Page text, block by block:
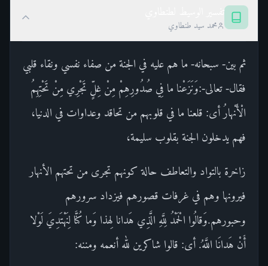
محمد سيد طنطاوي
ثم بين- سبحانه- ما هم عليه في الجنة من صفاء نفسي ونقاء قلبي
فقال- تعالى-:وَنَزَعْنا ما فِي صُدُورِهِمْ مِنْ غِلٍّ تَجْرِي مِنْ تَحْتِهِمُ
الْأَنْهارُ أى: قلعنا ما في قلوبهم من تحاقد وعداوات في الدنيا،
فهم يدخلون الجنة بقلوب سليمة،
زاخرة بالتواد والتعاطف حالة كونهم تجرى من تحتهم الأنهار
فيرونها وهم في غرفات قصورهم فيزداد سرورهم
وحبورهم.وَقالُوا الْحَمْدُ لِلَّهِ الَّذِي هَدانا لِهذا وَما كُنَّا لِنَهْتَدِيَ لَوْلا
أَنْ هَدانَا اللَّهُ. أى: قالوا شاكرين لله أنعمه ومننه: